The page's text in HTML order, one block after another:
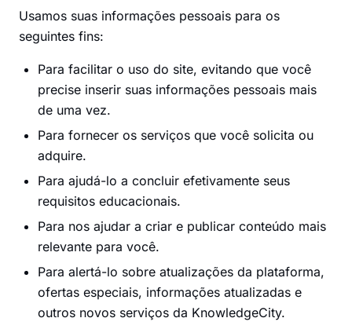
Usamos suas informações pessoais para os
seguintes fins:
Para facilitar o uso do site, evitando que você
precise inserir suas informações pessoais mais
de uma vez.
Para fornecer os serviços que você solicita ou
adquire.
Para ajudá-lo a concluir efetivamente seus
requisitos educacionais.
Para nos ajudar a criar e publicar conteúdo mais
relevante para você.
Para alertá-lo sobre atualizações da plataforma,
ofertas especiais, informações atualizadas e
outros novos serviços da KnowledgeCity.